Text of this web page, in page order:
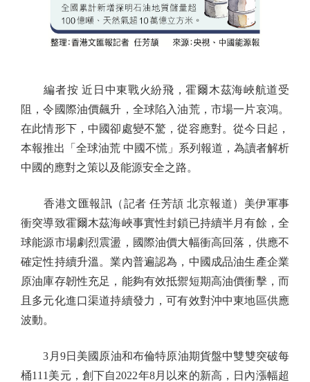
編者按 近日中東戰火紛飛，霍爾木茲海峽航道受
阻，令國際油價飆升，全球陷入油荒，市場一片哀鴻。
在此情形下，中國卻處變不驚，從容應對。從今日起，
本報推出「全球油荒 中國不慌」系列報道，為讀者解析
中國的應對之策以及能源安全之路。
香港文匯報訊（記者 任芳頡 北京報道）美伊軍事
衝突導致霍爾木茲海峽事實性封鎖已持續半月有餘，全
球能源市場劇烈震盪，國際油價大幅衝高回落，供應不
確定性持續升溫。業內普遍認為，中國成品油生產企業
原油庫存韌性充足，能夠有效抵禦短期高油價衝擊，而
且多元化進口渠道持續發力，可有效對沖中東地區供應
波動。
3月9日美國原油和布倫特原油期貨盤中雙雙突破每
桶111美元，創下自2022年8月以來的新高，日內漲幅超